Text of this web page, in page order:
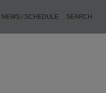
NEWS / SCHEDULE SEARCH